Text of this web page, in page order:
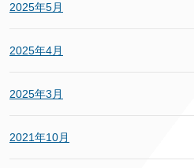
2025年5月
2025年4月
2025年3月
2021年10月